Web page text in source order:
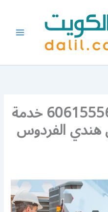
تكييف الفردوس 60615556 خدمة
الفردوس